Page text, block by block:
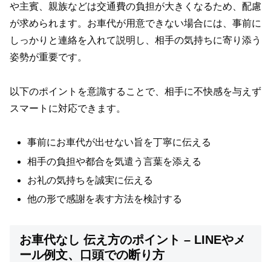
や主賓、親族などは交通費の負担が大きくなるため、配慮
が求められます。お車代が用意できない場合には、事前に
しっかりと連絡を入れて説明し、相手の気持ちに寄り添う
姿勢が重要です。
以下のポイントを意識することで、相手に不快感を与えず
スマートに対応できます。
事前にお車代が出せない旨を丁寧に伝える
相手の負担や都合を気遣う言葉を添える
お礼の気持ちを誠実に伝える
他の形で感謝を表す方法を検討する
お車代なし 伝え方のポイント – LINEやメ
ール例文、口頭での断り方